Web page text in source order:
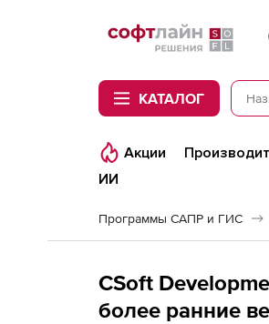
Softline
КАТАЛОГ
Акции
ИИ
Программы САПР и ГИС
CSoft
более ранние